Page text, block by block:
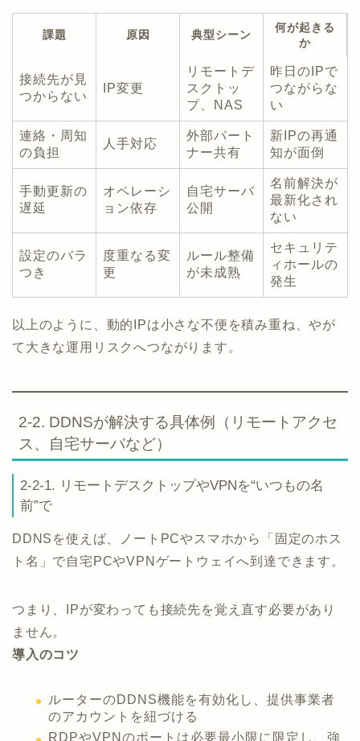
課題 原因 典型シーン
何が起きる
か
接続先が見
つからない
IP変更
リモートデ
スクトッ
プ、NAS
昨日のIPで
つながらな
い
連絡・周知
の負担
人手対応
外部パート
ナー共有
新IPの再通
知が面倒
手動更新の
遅延
オペレーシ
ョン依存
自宅サーバ
公開
名前解決が
最新化され
ない
設定のバラ
つき
度重なる変
更
ルール整備
が未成熟
セキュリテ
ィホールの
発生
以上のように、動的IPは小さな不便を積み重ね、やが
て大きな運用リスクへつながります。
2-2. DDNSが解決する具体例（リモートアクセ
ス、自宅サーバなど）
2-2-1. リモートデスクトップやVPNを“いつもの名
前”で
DDNSを使えば、ノートPCやスマホから「固定のホス
ト名」で自宅PCやVPNゲートウェイへ到達できます。
つまり、IPが変わっても接続先を覚え直す必要があり
ません。
導入のコツ
ルーターのDDNS機能を有効化し、提供事業者
のアカウントを紐づける
RDPやVPNのポートは必要最小限に限定し、強